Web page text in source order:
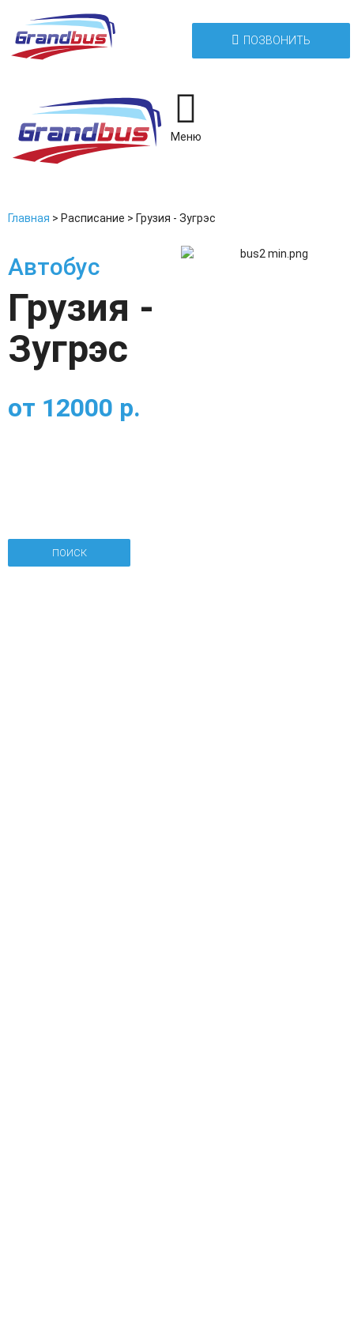
ПОЗВОНИТЬ
Меню
Главная > Расписание > Грузия - Зугрэс
Автобус
Грузия -
Зугрэс
от 12000 р.
ПОИСК